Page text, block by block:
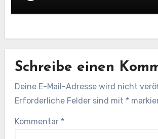
Schreibe einen
Deine E-Mail-Adresse wird nicht
Erforderliche Felder sind mit *
Kommentar *